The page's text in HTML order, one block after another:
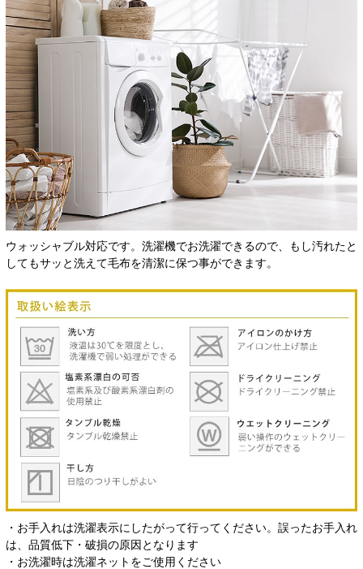
ウォッシャブル対応です。洗濯機でお洗濯できるので、もし汚れたと
してもサッと洗えて毛布を清潔に保つ事ができます。
・お手入れは洗濯表示にしたがって行ってください。誤ったお手入れ
は、品質低下・破損の原因となります
・お洗濯時は洗濯ネットをご使用ください